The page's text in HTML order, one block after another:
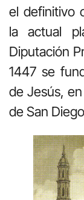
el definitivo
la actual
Diputación
1447 se
de Jesús,
de San Diego